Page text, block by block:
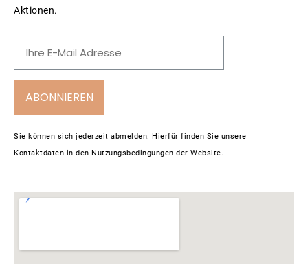
Aktionen.
ABONNIEREN
Sie können sich jederzeit abmelden. Hierfür finden Sie unsere
Kontaktdaten in den Nutzungsbedingungen der Website.